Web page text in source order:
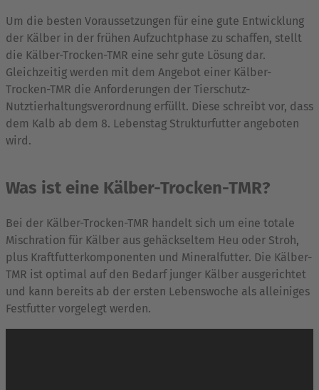
Um die besten Voraussetzungen für eine gute Entwicklung
der Kälber in der frühen Aufzuchtphase zu schaffen, stellt
die Kälber-Trocken-TMR eine sehr gute Lösung dar.
Gleichzeitig werden mit dem Angebot einer Kälber-
Trocken-TMR die Anforderungen der Tierschutz-
Nutztierhaltungsverordnung erfüllt. Diese schreibt vor, dass
dem Kalb ab dem 8. Lebenstag Strukturfutter angeboten
wird.
Was ist eine Kälber-Trocken-TMR?
Bei der Kälber-Trocken-TMR handelt sich um eine totale
Mischration für Kälber aus gehäckseltem Heu oder Stroh,
plus Kraftfutterkomponenten und Mineralfutter. Die Kälber-
TMR ist optimal auf den Bedarf junger Kälber ausgerichtet
und kann bereits ab der ersten Lebenswoche als alleiniges
Festfutter vorgelegt werden.